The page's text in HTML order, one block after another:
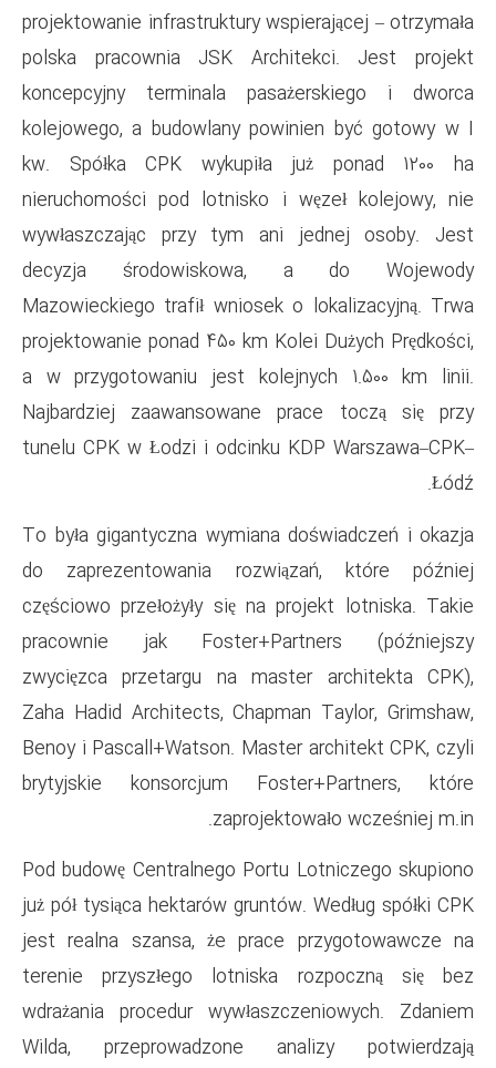
projektowanie infrastruktury
polska pracownia JSK
koncepcyjny terminala
kolejowego, a budowlany
kw. Spółka CPK
nieruchomości pod lotnisko
wywłaszczając przy tym
decyzja
Mazowieckiego trafił
projektowanie ponad 450 km
a w przygotowaniu jest
Najbardziej zaawansowane
tunelu CPK w Łodzi i odcinku
To była gigantyczna
do zaprezentowania
częściowo przełożyły się na
pracownie jak
zwycięzca przetargu na
Zaha Hadid Architects,
Benoy i Pascall+Watson.
brytyjskie konsorcjum
Pod budowę Centralnego
już pół tysiąca hektarów
jest realna szansa, że
terenie przyszłego
wdrażania procedur
Wilda, przeprowadzone